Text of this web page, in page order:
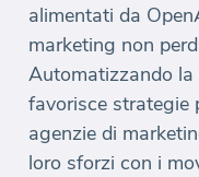
alimentati da
marketing non
Automatizzando la
favorisce strategie
agenzie di
loro sforzi con i